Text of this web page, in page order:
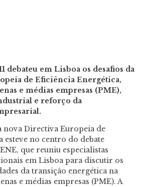
debateu em Lisboa os desafios da
de Eficiência Energética,
e médias empresas (PME),
e reforço da
nova Directiva Europeia de
esteve no centro do debate
que reuniu especialistas
em Lisboa para discutir os
da transição energética na
e médias empresas (PME). A